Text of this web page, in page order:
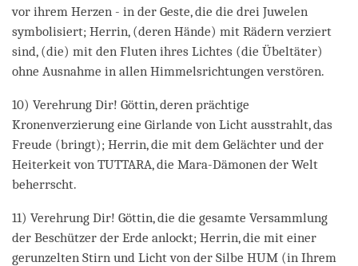
vor ihrem Herzen - in der Geste, die die drei Juwelen
symbolisiert; Herrin, (deren Hände) mit Rädern verziert
sind, (die) mit den Fluten ihres Lichtes (die Übeltäter)
ohne Ausnahme in allen Himmelsrichtungen verstören.
10) Verehrung Dir! Göttin, deren prächtige
Kronenverzierung eine Girlande von Licht ausstrahlt, das
Freude (bringt); Herrin, die mit dem Gelächter und der
Heiterkeit von TUTTARA, die Mara-Dämonen der Welt
beherrscht.
11) Verehrung Dir! Göttin, die die gesamte Versammlung
der Beschützer der Erde anlockt; Herrin, die mit einer
gerunzelten Stirn und Licht von der Silbe HUM (in Ihrem